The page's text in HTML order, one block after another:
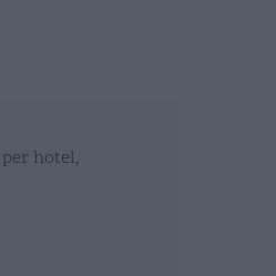
hotel,